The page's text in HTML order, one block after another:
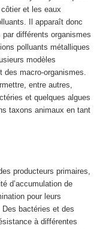
et les eaux
Il apparaît donc
différents organismes
polluants métalliques
modèles
des macro-organismes.
entre autres,
et quelques algues
taxons animaux en tant
producteurs primaires,
d’accumulation de
pour leurs
bactéries et des
à différentes